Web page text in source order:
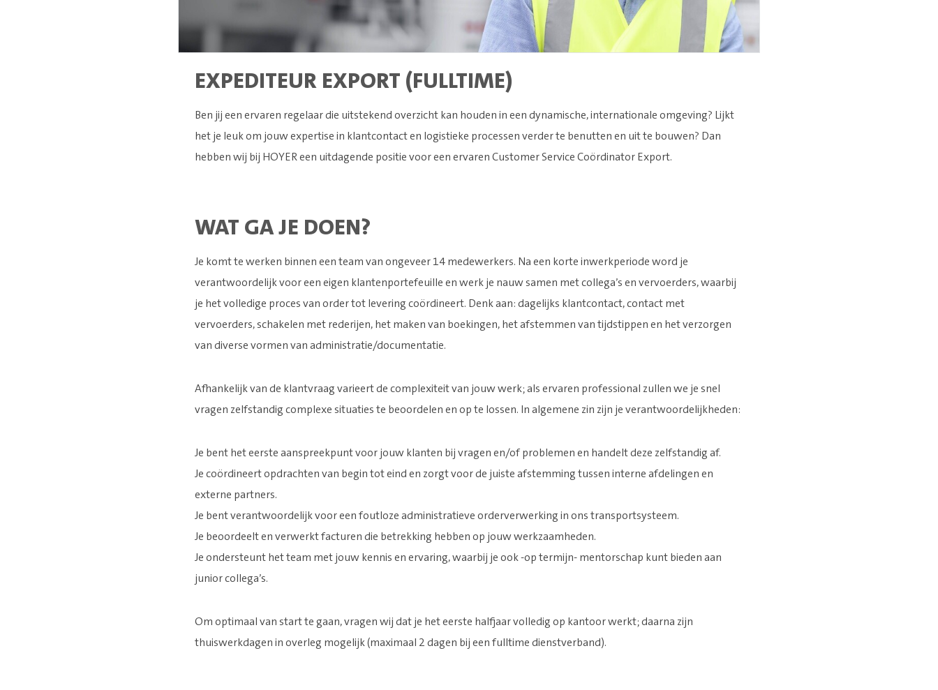
EXPEDITEUR EXPORT (FULLTIME)
Ben jij een ervaren regelaar die uitstekend overzicht kan houden in een dynamische, internationale omgeving? Lijkt
het je leuk om jouw expertise in klantcontact en logistieke processen verder te benutten en uit te bouwen? Dan
hebben wij bij HOYER een uitdagende positie voor een ervaren Customer Service Coördinator Export.
WAT GA JE DOEN?
Je komt te werken binnen een team van ongeveer 14 medewerkers. Na een korte inwerkperiode word je
verantwoordelijk voor een eigen klantenportefeuille en werk je nauw samen met collega’s en vervoerders, waarbij
je het volledige proces van order tot levering coördineert. Denk aan: dagelijks klantcontact, contact met
vervoerders, schakelen met rederijen, het maken van boekingen, het afstemmen van tijdstippen en het verzorgen
van diverse vormen van administratie/documentatie.
Afhankelijk van de klantvraag varieert de complexiteit van jouw werk; als ervaren professional zullen we je snel
vragen zelfstandig complexe situaties te beoordelen en op te lossen. In algemene zin zijn je verantwoordelijkheden:
Je bent het eerste aanspreekpunt voor jouw klanten bij vragen en/of problemen en handelt deze zelfstandig af.
Je coördineert opdrachten van begin tot eind en zorgt voor de juiste afstemming tussen interne afdelingen en
externe partners.
Je bent verantwoordelijk voor een foutloze administratieve orderverwerking in ons transportsysteem.
Je beoordeelt en verwerkt facturen die betrekking hebben op jouw werkzaamheden.
Je ondersteunt het team met jouw kennis en ervaring, waarbij je ook -op termijn- mentorschap kunt bieden aan
junior collega’s.
Om optimaal van start te gaan, vragen wij dat je het eerste halfjaar volledig op kantoor werkt; daarna zijn
thuiswerkdagen in overleg mogelijk (maximaal 2 dagen bij een fulltime dienstverband).